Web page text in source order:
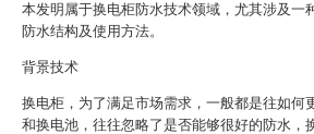
本发明属于换电柜防水技术领域，尤其涉及一
防水结构及使用方法。
背景技术
换电柜，为了满足市场需求，一般都是往如何
和换电池，往往忽略了是否能够很好的防水，